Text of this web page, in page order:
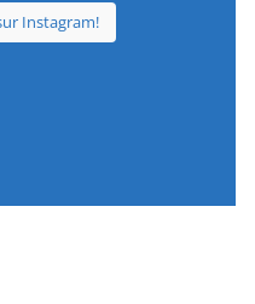
Instagram!